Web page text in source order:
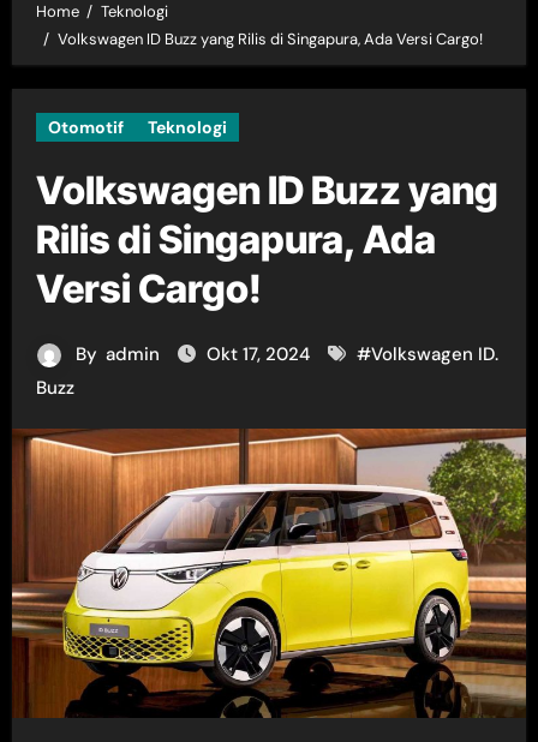
Home
Teknologi
Volkswagen ID Buzz yang Rilis di Singapura, Ada Versi Cargo!
Otomotif Teknologi
Volkswagen ID Buzz yang
Rilis di Singapura, Ada
Versi Cargo!
By admin Okt 17, 2024 #Volkswagen ID.
Buzz